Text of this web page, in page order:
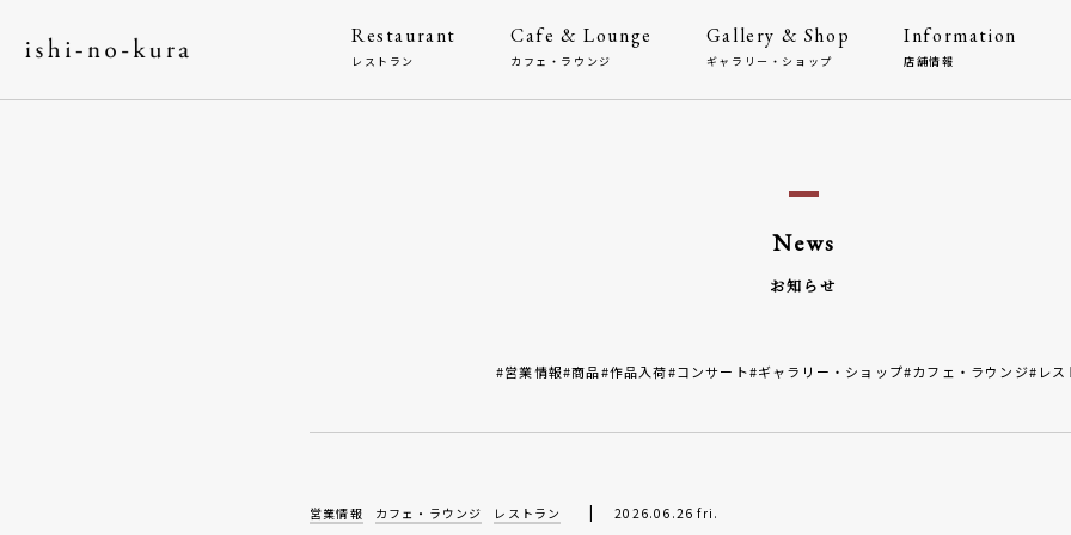
Restaurant
レストラン
Cafe & Lounge
カフェ・ラウンジ
Gallery & Shop
ギャラリー・ショップ
Information
店舗情報
News
お知らせ
#営業情報#商品#作品入荷#コンサート#ギャラリー・ショップ#カフェ・ラウンジ#レス
営業情報 カフェ・ラウンジ レストラン | 2026.06.26 fri.